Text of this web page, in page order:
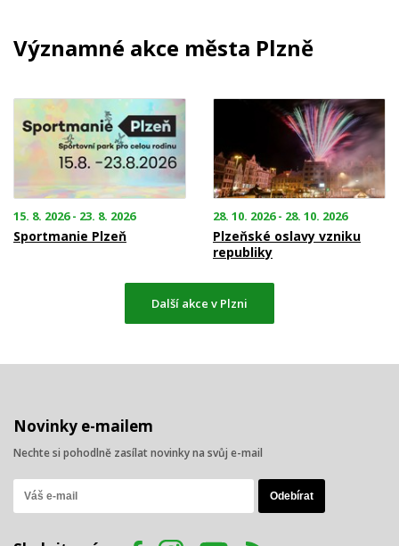
Významné akce města Plzně
15. 8. 2026 - 23. 8. 2026
Sportmanie Plzeň
28. 10. 2026 - 28. 10. 2026
Plzeňské oslavy vzniku
republiky
Další akce v Plzni
Novinky e-mailem
Nechte si pohodlně zasílat novinky na svůj e-mail